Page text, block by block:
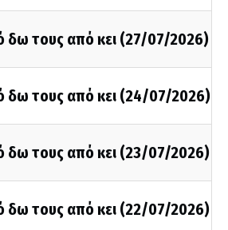
δω τους από κει (27/07/2026)
δω τους από κει (24/07/2026)
δω τους από κει (23/07/2026)
δω τους από κει (22/07/2026)